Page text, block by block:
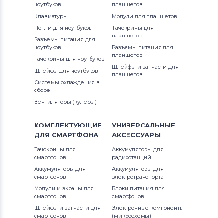
Аккумуляторы для ноутбуков
Thunderobot
Аккумуляторы для ноутбуков
Lenovo
Аккумуляторы для ноутбуков
Gateway
Аккумуляторы для ноутбуков
Аккумуляторы для ноутбуков
Advent
Аккумуляторы для ноутбуковHP
Аккумуляторы для ноутбуковMSI
Аккумуляторы для ноутбуков
G3 Series
G5 Series
G7
Inspiron
Inspiron 11
Inspiron 11z
Inspiron 13
Inspiron 14
Inspiron 14R
Inspiron 14V
13R (N3010)
13z (1370)
14 7467
1400
ноутбуков
Клавиатуры
Петли для ноутбуков
Разъемы питания для
ноутбуков
Тачскрины для ноутбуков
Шлейфы для ноутбуков
Системы охлаждения в
сборе
Вентиляторы (кулеры)
планшетов
Модули для планшетов
Тачскрины для
планшетов
Разъемы питания для
планшетов
Шлейфы и запчасти для
планшетов
КОМПЛЕКТУЮЩИЕ
ДЛЯ СМАРТФОНА
Тачскрины для
смартфонов
Аккумуляторы для
смартфонов
Модули и экраны для
смартфонов
Шлейфы и запчасти для
смартфонов
УНИВЕРСАЛЬНЫЕ
АКСЕССУАРЫ
Аккумуляторы для
радиостанций
Аккумуляторы для
электротранспорта
Блоки питания для
смартфонов
Электронные компоненты
(микросхемы)